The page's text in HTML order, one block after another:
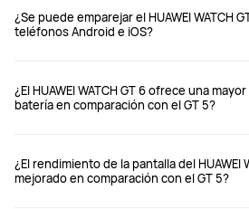
Comprar
¿Se puede emparejar el HUAWEI WATCH
teléfonos Android e iOS?
¿El HUAWEI WATCH GT 6 ofrece una
batería en comparación con el GT 5?
¿El rendimiento de la pantalla del HUAWEI
mejorado en comparación con el GT 5?